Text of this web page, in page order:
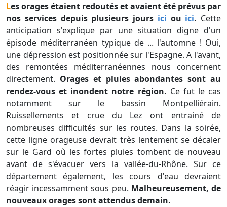
Les orages étaient redoutés et avaient été prévus par
nos services depuis plusieurs jours ici ou ici. Cette
anticipation s'explique par une situation digne d'un
épisode méditerranéen typique de ... l'automne ! Oui,
une dépression est positionnée sur l'Espagne. A l'avant,
des remontées méditerranéennes nous concernent
directement. Orages et pluies abondantes sont au
rendez-vous et inondent notre région. Ce fut le cas
notamment sur le bassin Montpelliérain.
Ruissellements et crue du Lez ont entrainé de
nombreuses difficultés sur les routes. Dans la soirée,
cette ligne orageuse devrait très lentement se décaler
sur le Gard où les fortes pluies tombent de nouveau
avant de s'évacuer vers la vallée-du-Rhône. Sur ce
département également, les cours d'eau devraient
réagir incessamment sous peu. Malheureusement, de
nouveaux orages sont attendus demain.